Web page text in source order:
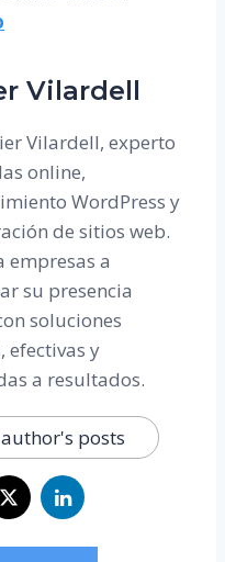
Vilardell
Vilardell, experto
online,
WordPress y
de sitios web.
empresas a
su presencia
soluciones
efectivas y
a resultados.
author's posts